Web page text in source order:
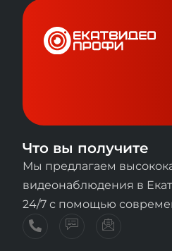
Что вы получите
Мы предлагаем
видеонаблюдения в
24/7 с помощью